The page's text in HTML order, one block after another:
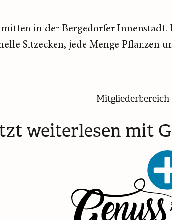
mitten in der Bergedorfer
Sitzecken, jede Menge Pflanzen
Mitgliederbereich
weiterlesen mit